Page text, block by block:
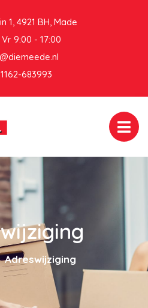
1, 4921 BH, Made
9:00 - 17:00
683993
Adreswijziging